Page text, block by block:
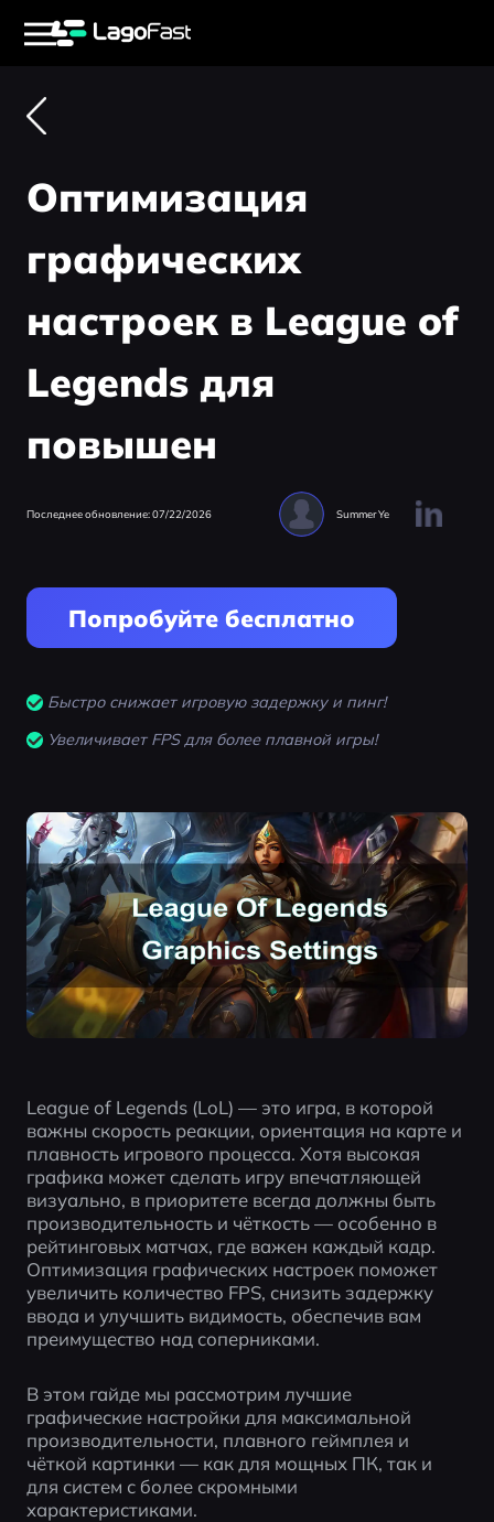
Оптимизация
графических
настроек в League of
Legends для
повышен
Последнее обновление: 07/22/2026 Summer Ye
Попробуйте бесплатно
Быстро снижает игровую задержку и пинг!
Увеличивает FPS для более плавной игры!
League of Legends (LoL) — это игра, в которой
важны скорость реакции, ориентация на карте и
плавность игрового процесса. Хотя высокая
графика может сделать игру впечатляющей
визуально, в приоритете всегда должны быть
производительность и чёткость — особенно в
рейтинговых матчах, где важен каждый кадр.
Оптимизация графических настроек поможет
увеличить количество FPS, снизить задержку
ввода и улучшить видимость, обеспечив вам
преимущество над соперниками.
В этом гайде мы рассмотрим лучшие
графические настройки для максимальной
производительности, плавного геймплея и
чёткой картинки — как для мощных ПК, так и
для систем с более скромными
характеристиками.